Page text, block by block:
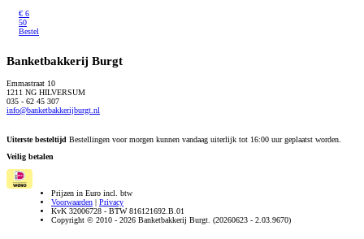
€ 6
50
Bestel
Banketbakkerij Burgt
Emmastraat 10
1211 NG HILVERSUM
035 - 62 45 307
info@banketbakkerijburgt.nl
Uiterste besteltijd Bestellingen voor morgen kunnen vandaag uiterlijk tot 16:00 uur geplaatst worden.
Veilig betalen
Prijzen in Euro incl. btw
Voorwaarden | Privacy
KvK 32006728 - BTW 816121692.B.01
Copyright © 2010 - 2026 Banketbakkerij Burgt. (20260623 - 2.03.9670)